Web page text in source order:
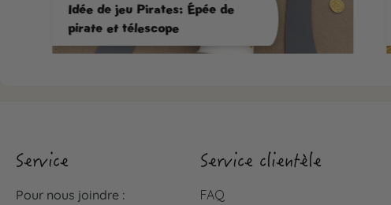
Idée de jeu Pirates: Épée de
pirate et télescope
Service
Pour nous joindre :
Service clientèle
FAQ